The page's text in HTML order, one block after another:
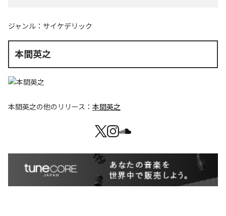
ジャンル： サイケデリック
本間英之
本間英之の他のリリース： 本間英之